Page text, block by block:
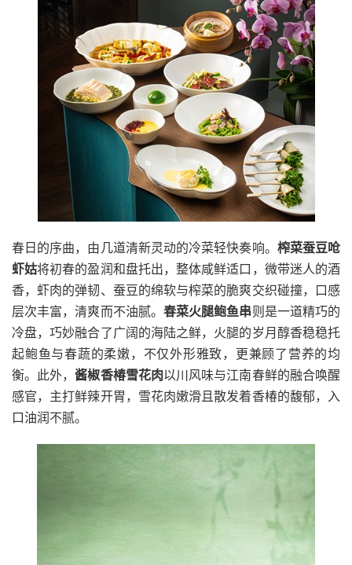
春日的序曲，由几道清新灵动的冷菜轻快奏响。 榨菜蚕豆呛
虾姑将初春的盈润和盘托出，整体咸鲜适口，微带迷人的酒
香，虾肉的弹韧、蚕豆的绵软与榨菜的脆爽交织碰撞，口感
层次丰富，清爽而不油腻。 春菜火腿鲍鱼串则是一道精巧的
冷盘，巧妙融合了广阔的海陆之鲜，火腿的岁月醇香稳稳托
起鲍鱼与春蔬的柔嫩，不仅外形雅致，更兼顾了营养的均
衡。此外， 酱椒香椿雪花肉以川风味与江南春鲜的融合唤醒
感官，主打鲜辣开胃，雪花肉嫩滑且散发着香椿的馥郁，入
口油润不腻。